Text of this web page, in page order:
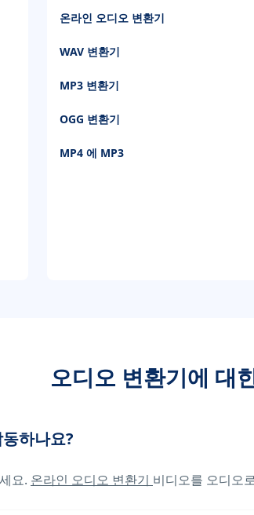
온라인 오디오 변환기
WAV 변환기
MP3 변환기
OGG 변환기
MP4 에 MP3
오디오 변환기에 대
하나요?
요. 온라인 오디오 변환기 비디오를 오디오